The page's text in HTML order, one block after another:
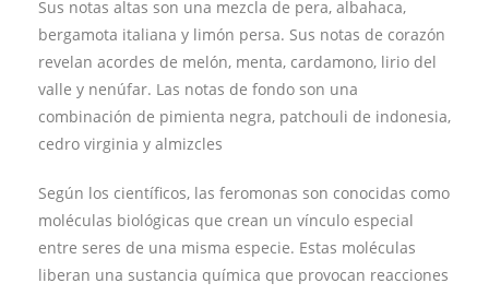
Sus notas altas son una mezcla de pera, albahaca,
bergamota italiana y limón persa. Sus notas de corazón
revelan acordes de melón, menta, cardamono, lirio del
valle y nenúfar. Las notas de fondo son una
combinación de pimienta negra, patchouli de indonesia,
cedro virginia y almizcles
Según los científicos, las feromonas son conocidas como
moléculas biológicas que crean un vínculo especial
entre seres de una misma especie. Estas moléculas
liberan una sustancia química que provocan reacciones